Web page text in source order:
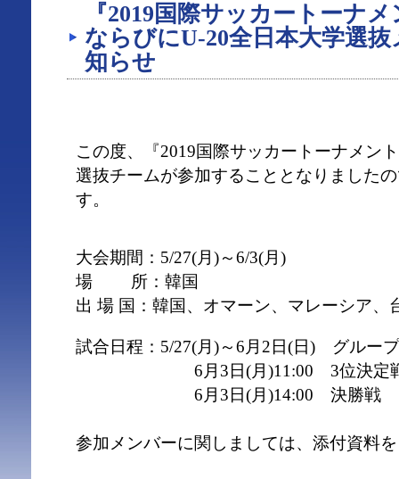
『2019国際サッカートーナ
ならびにU-20全日本大学選
知らせ
この度、『2019国際サッカートーナメン
選抜チームが参加することとなりました
す。
大会期間：5/27(月)～6/3(月)
場 所：韓国
出 場 国：韓国、オマーン、マレーシア、
試合日程：5/27(月)～6月2日(日) グルー
6月3日(月)11:00 3位決定
6月3日(月)14:00 決勝戦
参加メンバーに関しましては、添付資料